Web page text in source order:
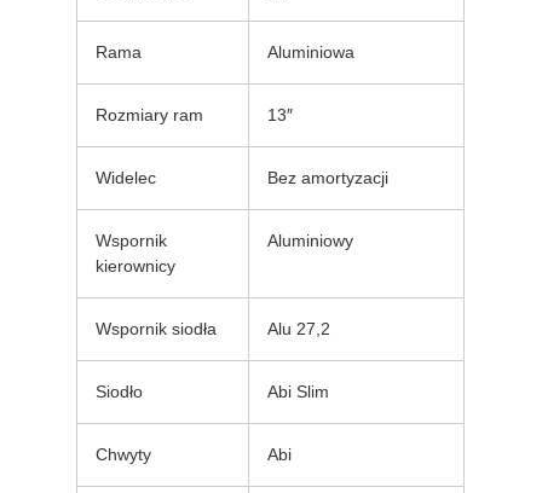
Rama Aluminiowa
Rozmiary ram 13″
Widelec Bez amortyzacji
Wspornik
kierownicy
Aluminiowy
Wspornik siodła Alu 27,2
Siodło Abi Slim
Chwyty Abi